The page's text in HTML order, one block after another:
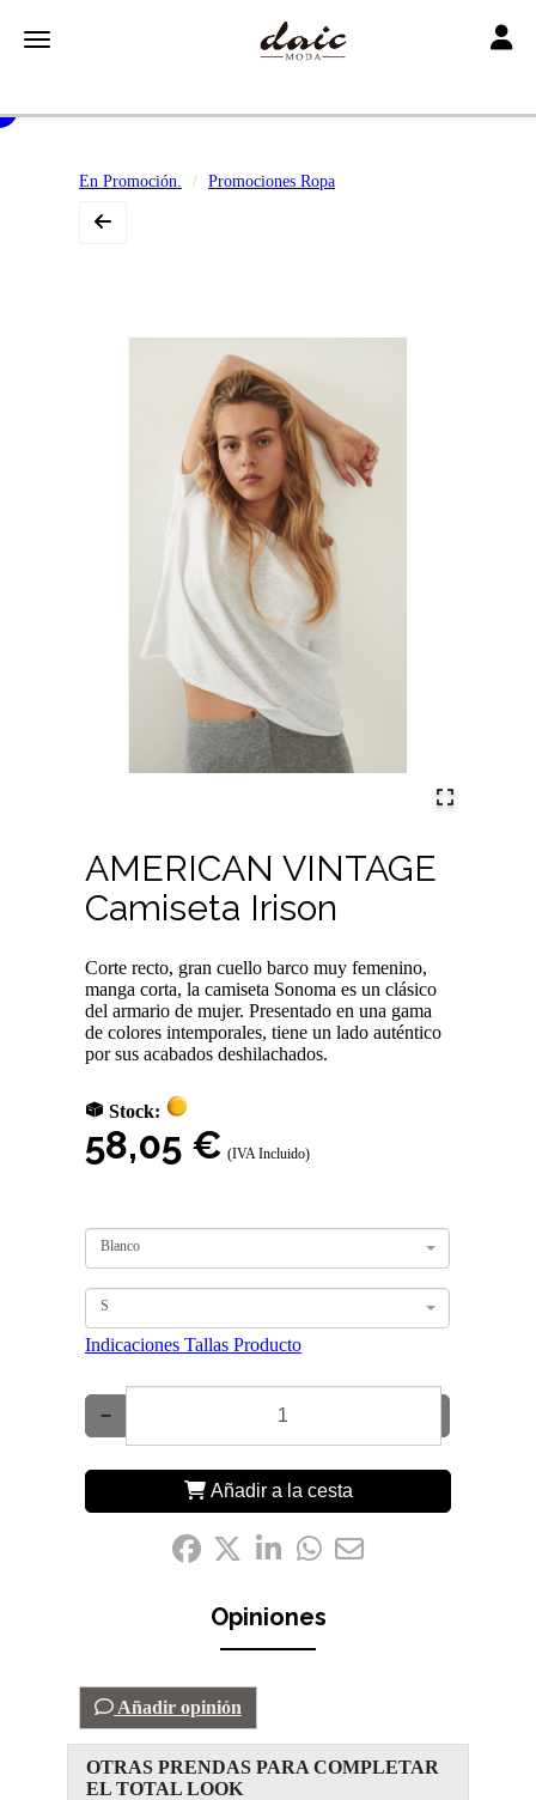
Toggle navigation
En Promoción. Promociones Ropa
AMERICAN VINTAGE
Camiseta Irison
Corte recto, gran cuello barco muy femenino,
manga corta, la camiseta Sonoma es un clásico
del armario de mujer. Presentado en una gama
de colores intemporales, tiene un lado auténtico
por sus acabados deshilachados.
Stock:
58,05 € (IVA Incluido)
Blanco
S
Indicaciones Tallas Producto
−
Añadir a la cesta
Opiniones
Añadir opinión
OTRAS PRENDAS PARA COMPLETAR
EL TOTAL LOOK